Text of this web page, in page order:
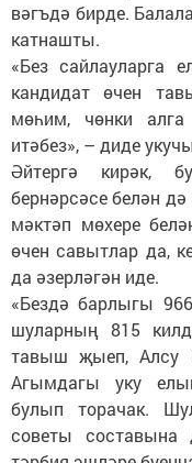
вәгъдә бирде.
катнашты.
«Без сайлауларга
кандидат өчен
мөһим, чөнки
итәбез», – диде
Әйтергә кирәк,
бернәрсәсе белән
мәктәп мөхере
өчен савытлар да,
да әзерләгән иде.
«Бездә барлыгы
шуларның 815
тавыш җыеп, Алсу
Агымдагы уку
булып торачак.
советы составына